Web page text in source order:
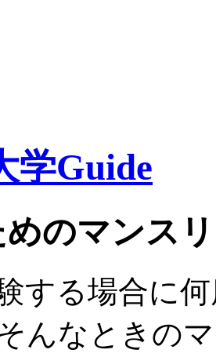
学Guide
のマンス
する場合に
んなときの